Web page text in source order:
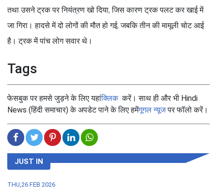
तथा उसने ट्रक पर नियंत्रण खो दिया, जिस कारण ट्रक पलट कर खाई में
जा गिरा। हादसे में दो लोगों की मौत हो गई, जबकि तीन की मामूली चोट आई
है। ट्रक में पांच लोग सवार थे।
Tags
फेसबुक पर हमसे जुड़ने के लिए यहांक्लिककरें। साथ ही और भी Hindi
News (हिंदी समाचार) के अपडेट पाने के लिए हमेंगूगल न्यूजपर फॉलो करें।
JUST IN
THU,26 FEB 2026